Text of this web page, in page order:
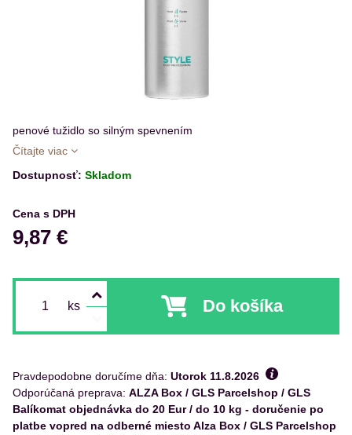
penové tužidlo so silným spevnením
Čítajte viac
Dostupnosť: Skladom
Cena s DPH
9,87 €
ks Do košíka
Pravdepodobne doručíme dňa: Utorok 11.8.2026
ALZA Box / GLS Parcelshop / GLS
Balíkomat objednávka do 20 Eur / do 10 kg - doručenie po
platbe vopred na odberné miesto Alza Box / GLS Parcelshop